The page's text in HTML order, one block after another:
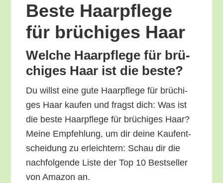
Bes­te Haar­pfle­ge
für brü­chi­ges Haar
Wel­che Haar­pfle­ge für brü­
chi­ges Haar ist die beste?
Du willst eine gute Haar­pfle­ge für brü­chi­
ges Haar kau­fen und fragst dich: Was ist
die bes­te Haar­pfle­ge für brü­chi­ges Haar?
Mei­ne Emp­feh­lung, um dir dei­ne Kauf­ent­
schei­dung zu erleich­tern: Schau dir die
nach­fol­gen­de Lis­te der Top 10 Best­sel­ler
von Ama­zon an.